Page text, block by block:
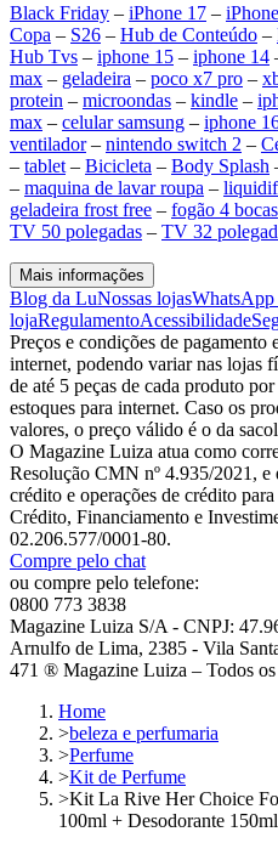
Black Friday – iPhone 17 –
Copa – S26 – Hub de Conteúdo –
Hub Tvs – iphone 15 – iphone 14
max – geladeira – poco x7 pro –
protein – microondas – kindle –
max – celular samsung – iphone
ventilador– nintendo switch 2 –
– tablet – Bicicleta – Body Splash
– maquina de lavar roupa –
geladeira frost free – fogão 4 bocas
TV 50 polegadas – TV 32
Mais informações
Blog da LuNossas lojasWhatsApp
lojaRegulamentoAcessibilidade
Preços e condições de pagamento
internet, podendo variar nas lojas
de até 5 peças de cada produto
estoques para internet. Caso os
valores, o preço válido é o da
O Magazine Luiza atua como
Resolução CMN nº 4.935/2021, e
crédito e operações de crédito
Crédito, Financiamento e
02.206.577/0001-80.
Compre pelo chat
ou compre pelo telefone:
0800 773 3838
Magazine Luiza S/A - CNPJ:
Arnulfo de Lima, 2385 - Vila
471 ® Magazine Luiza – Todos os
Home
>beleza e perfumaria
>Perfume
>Kit de Perfume
>Kit La Rive Her Choice
100ml + Desodorante 150ml